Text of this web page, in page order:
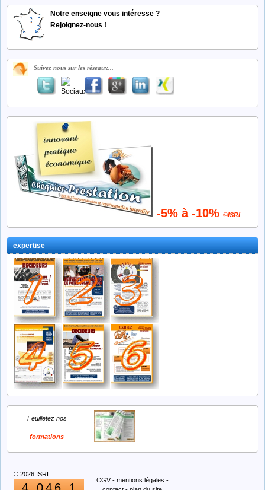
Notre enseigne vous intéresse ?
Rejoignez-nous !
Suivez-nous sur les réseaux...
-5% à -10% ©ISRI
expertise
Feuilletez nos
formations
© 2026 ISRI
CGV- mentions légales -